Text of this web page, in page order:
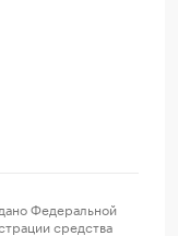
Федеральной
средства